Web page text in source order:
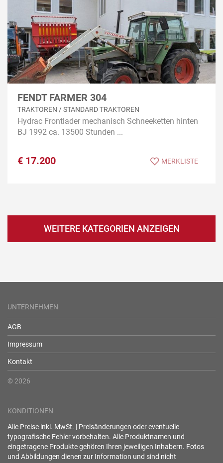
FENDT FARMER 304
TRAKTOREN / STANDARD TRAKTOREN
Hydrac Frontlader mechanisch Schneeketten hinten
BJ 1992 ca. 13500 Stunden ...
€ 17.200 MERKLISTE
WEITERE KATEGORIEN ANZEIGEN
UNTERNEHMEN
AGB
Impressum
Kontakt
© 2026
KONDITIONEN
Alle Preise inkl. MwSt. | Preisänderungen oder eventuelle
typografische Fehler vorbehalten. Alle Produktnamen und
eingetragene Produkte gehören Ihren jeweiligen Inhabern. Fotos
und Abbildungen dienen zur Information und sind nicht